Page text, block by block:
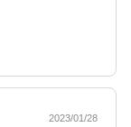
2023/01/28